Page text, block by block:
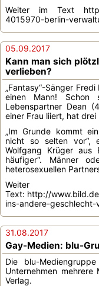
Weiter im Text
4015970-berlin-
05.09.2017
Kann man sich
verlieben?
„Fantasy“-Sänger
einen Mann! Schon
Lebenspartner Dean
einer Frau liiert, hat drei
„Im Grunde kommt
nicht so selten vor“,
Wolfgang Krüger aus
häufiger“. Männer
heterosexuellen
Text: http://
ins-andere-
31.08.2017
Gay-Medien: blu-
Die blu-
Unternehmen mehrere
Verlag.